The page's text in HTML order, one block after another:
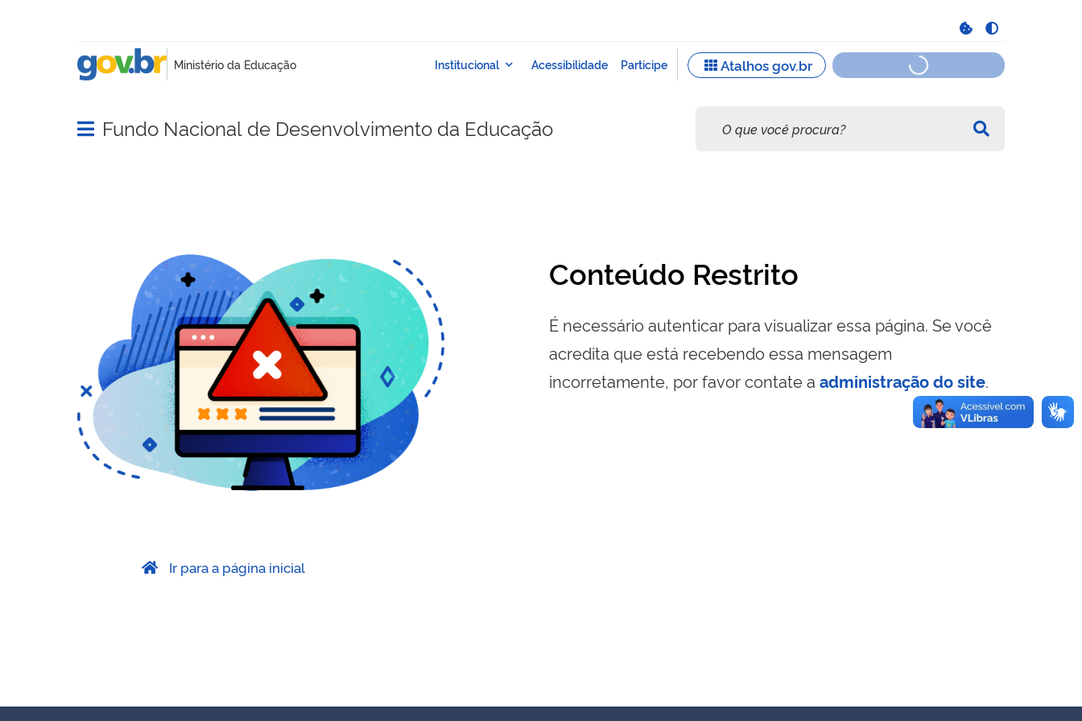
Abrir menu principal de navegação
Fundo Nacional de Desenvolvimento da Educação
Conteúdo Restrito
É necessário autenticar para visualizar essa página. Se você
acredita que está recebendo essa mensagem
incorretamente, por favor contate a administração do site.
Ir para a página inicial